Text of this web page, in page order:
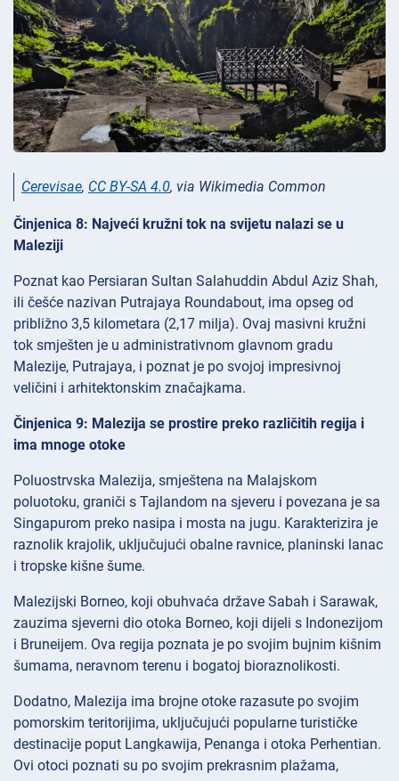
Cerevisae, CC BY-SA 4.0, via Wikimedia Common
Činjenica 8: Najveći kružni tok na svijetu nalazi se u
Maleziji
Poznat kao Persiaran Sultan Salahuddin Abdul Aziz Shah,
ili češće nazivan Putrajaya Roundabout, ima opseg od
približno 3,5 kilometara (2,17 milja). Ovaj masivni kružni
tok smješten je u administrativnom glavnom gradu
Malezije, Putrajaya, i poznat je po svojoj impresivnoj
veličini i arhitektonskim značajkama.
Činjenica 9: Malezija se prostire preko različitih regija i
ima mnoge otoke
Poluostrvska Malezija, smještena na Malajskom
poluotoku, graniči s Tajlandom na sjeveru i povezana je sa
Singapurom preko nasipa i mosta na jugu. Karakterizira je
raznolik krajolik, uključujući obalne ravnice, planinski lanac
i tropske kišne šume.
Malezijski Borneo, koji obuhvaća države Sabah i Sarawak,
zauzima sjeverni dio otoka Borneo, koji dijeli s Indonezijom
i Bruneijem. Ova regija poznata je po svojim bujnim kišnim
šumama, neravnom terenu i bogatoj bioraznolikosti.
Dodatno, Malezija ima brojne otoke razasute po svojim
pomorskim teritorijima, uključujući popularne turističke
destinacije poput Langkawija, Penanga i otoka Perhentian.
Ovi otoci poznati su po svojim prekrasnim plažama,